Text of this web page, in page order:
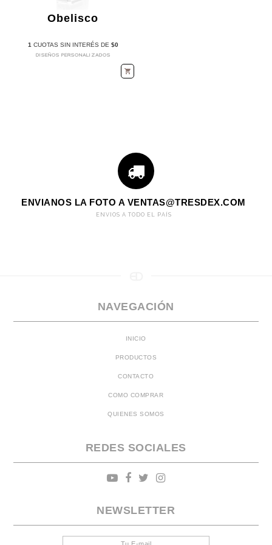
Obelisco
1 CUOTAS SIN INTERÉS DE $0
DISEÑOS PERSONALIZADOS
ENVIANOS LA FOTO A VENTAS@TRESDEX.COM
ENVIOS A TODO EL PAÍS
NAVEGACIÓN
INICIO
PRODUCTOS
CONTACTO
COMO COMPRAR
QUIENES SOMOS
REDES SOCIALES
NEWSLETTER